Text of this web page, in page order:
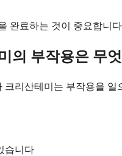
완료하는 것이 중요합
의 부작용은 무
리산테미는 부작용을
습니다